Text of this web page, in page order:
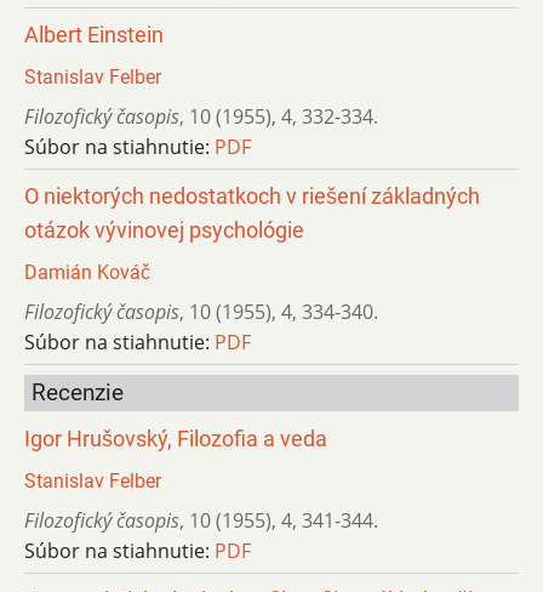
Albert Einstein
Stanislav Felber
Filozofický časopis, 10 (1955), 4, 332-334.
Súbor na stiahnutie: PDF
O niektorých nedostatkoch v riešení základných
otázok vývinovej psycho­lógie
Damián Kováč
Filozofický časopis, 10 (1955), 4, 334-340.
Súbor na stiahnutie: PDF
Recenzie
Igor Hrušovský, Filozofia a veda
Stanislav Felber
Filozofický časopis, 10 (1955), 4, 341-344.
Súbor na stiahnutie: PDF